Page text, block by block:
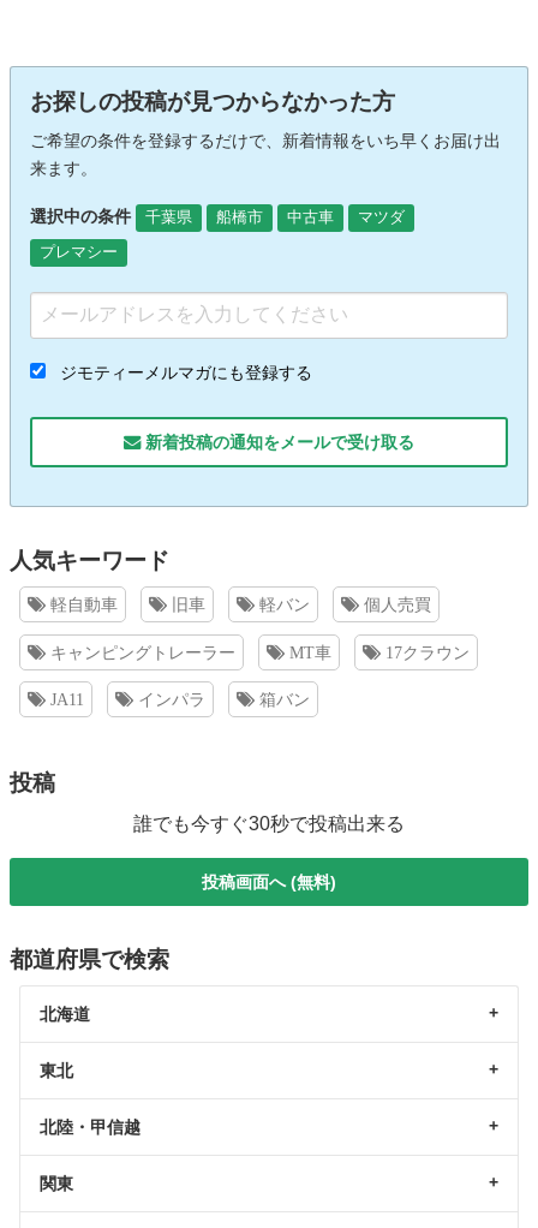
お探しの投稿が見つからなかった方
ご希望の条件を登録するだけで、新着情報をいち早くお届け出
来ます。
選択中の条件 千葉県 船橋市 中古車
マツダ
プレマシー
ジモティーメルマガにも登録する
新着投稿の通知をメールで受け取る
人気キーワード
軽自動車 旧車 軽バン 個人売買
キャンピングトレーラー MT車 17クラウン
JA11 インパラ 箱バン
投稿
誰でも今すぐ30秒で投稿出来る
投稿画面へ (無料)
都道府県で検索
北海道
東北
北陸・甲信越
関東